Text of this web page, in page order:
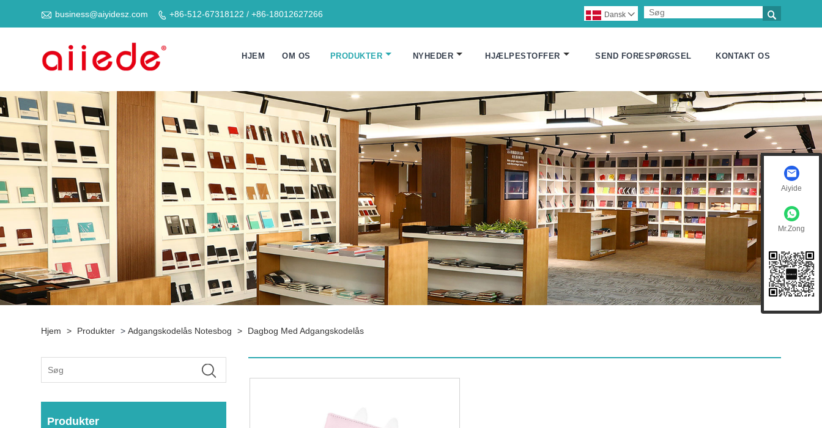
 business@aiyidesz.com  +86-512-67318122 / +86-18012627266 
Dansk 
HJEM OM OS PRODUKTER NYHEDER HJÆLPESTOFFER SEND FORESPØRGSEL KONTAKT OS
Hjem > Produkter >Adgangskodelås Notesbog > Dagbog Med Adgangskodelås
Produkter
Aiyide
Mr.Zong